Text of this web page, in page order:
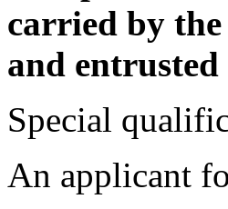
carried by
and
Special
An applicant